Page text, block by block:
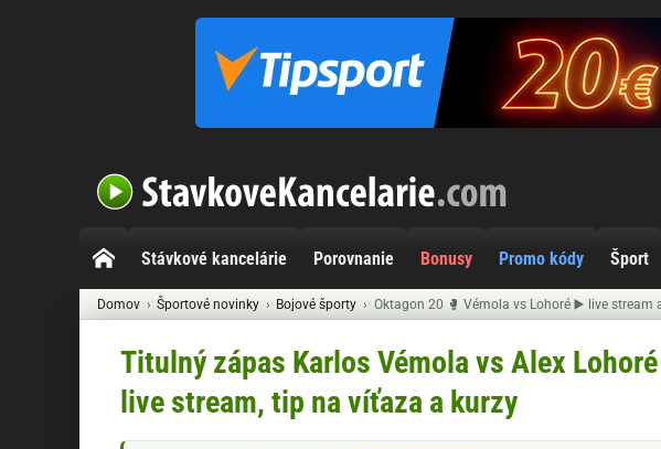
Stávkové kancelárie Porovnanie Bonusy Promo kódy Šport
Domov Športové novinky Bojové športy Oktagon 20 🥊 Vémola vs Lohoré ▶️ live stream
Titulný zápas Karlos Vémola vs Alex
live stream, tip na víťaza a kurzy